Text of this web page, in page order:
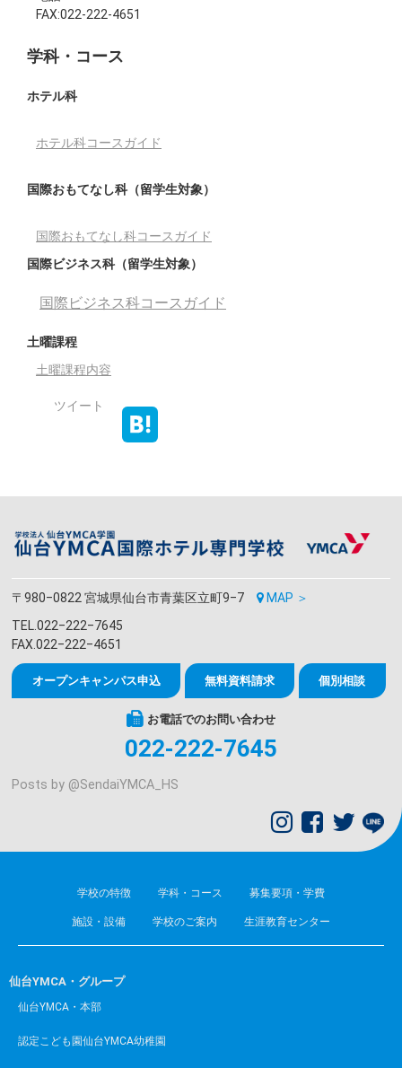
FAX:022-222-4651
学科・コース
ホテル科
ホテル科コースガイド
国際おもてなし科（留学生対象）
国際おもてなし科コースガイド
国際ビジネス科（留学生対象）
国際ビジネス科コースガイド
土曜課程
土曜課程内容
ツイート
〒980‒0822 宮城県仙台市青葉区立町9‒7
MAP ＞
TEL.022‒222‒7645
FAX.022‒222‒4651
オープンキャンパス申込 無料資料請求 個別相談
お電話でのお問い合わせ
022-222-7645
Posts by @SendaiYMCA_HS
学校の特徴 学科・コース 募集要項・学費
施設・設備 学校のご案内 生涯教育センター
仙台YMCA・グループ
仙台YMCA・本部
認定こども園仙台YMCA幼稚園